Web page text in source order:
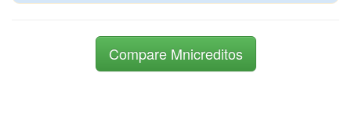
Compare Mnicreditos